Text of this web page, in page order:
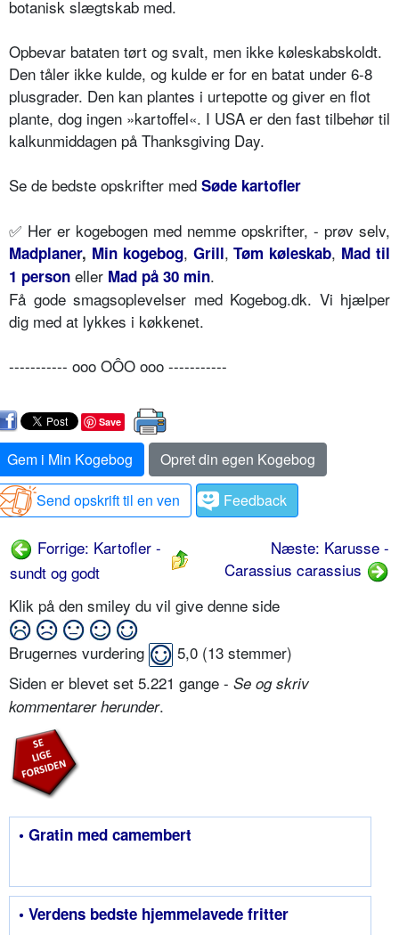
botanisk slægtskab med.
Opbevar bataten tørt og svalt, men ikke køleskabskoldt.
Den tåler ikke kulde, og kulde er for en batat under 6-8
plusgrader. Den kan plantes i urtepotte og giver en flot
plante, dog ingen »kartoffel«. I USA er den fast tilbehør til
kalkunmiddagen på Thanksgiving Day.
Se de bedste opskrifter med Søde kartofler
✅ Her er kogebogen med nemme opskrifter, - prøv selv,
Madplaner, Min kogebog, Grill,Tøm køleskab, Mad til
1 person eller Mad på 30 min.
Få gode smagsoplevelser med Kogebog.dk. Vi hjælper
dig med at lykkes i køkkenet.
----------- ooo OÔO ooo -----------
Save
Gem i Min Kogebog
Opret din egen Kogebog
Send opskrift til en ven
Feedback
Forrige: Kartofler -
sundt og godt
Næste: Karusse -
Carassius carassius
Klik på den smiley du vil give denne side
Brugernes vurdering 5,0 (13 stemmer)
Siden er blevet set 5.221 gange - Se og skriv
kommentarer herunder.
• Gratin med camembert
• Verdens bedste hjemmelavede fritter